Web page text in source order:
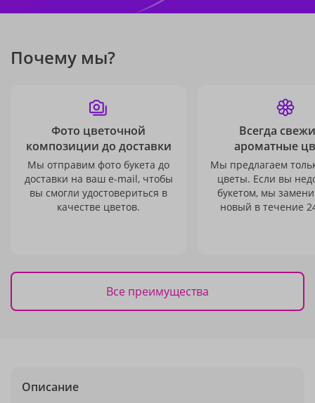
Почему мы?
Фото цветочной
композиции до доставки
Мы отправим фото букета до
доставки на ваш e-mail, чтобы
вы смогли удостовериться в
качестве цветов.
Всегда
ароматные
Мы предлагаем
цветы. Если вы
букетом, мы
новый в течение
Все преимущества
Описание